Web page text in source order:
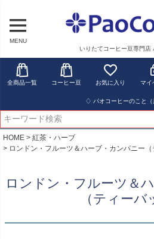
MENU
いりたてコーヒー豆専門店
全商品一覧 コーヒー豆 お気に入り マイ
♢ パオコーヒーのこと（
HOME
紅茶・ハーブ
ロンドン・フルーツ＆ハーブ・カンパニー（
ロンドン・フルーツ＆
（ティーバ